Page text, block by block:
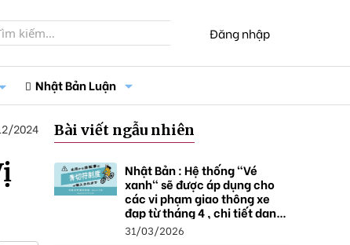
Đăng nhập
Nhật Bản Luận
2024 Bài viết ngẫu nhiên
Nhật Bản : Hệ thống "Vé
xanh" sẽ được áp dụng cho
các vi phạm giao thông xe
đạp từ tháng 4 , chi tiết danh
sách và mức xử phạt.
31/03/2026